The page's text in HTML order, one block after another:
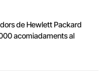
de Hewlett Packard
acomiadaments al